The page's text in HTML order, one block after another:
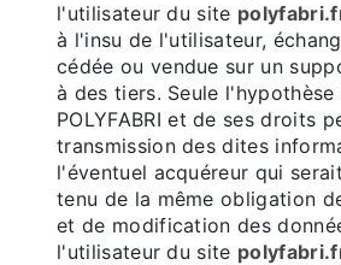
l'utilisateur du site
à l'insu de l'utilisateur,
cédée ou vendue sur un
à des tiers. Seule
POLYFABRI et de ses droits
transmission des dites
l'éventuel acquéreur qui
tenu de la même obligation
et de modification des
l'utilisateur du site